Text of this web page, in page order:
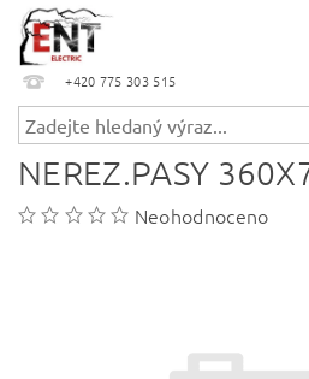
+420 775 303 515
NEREZ.PASY
Neohodnoceno